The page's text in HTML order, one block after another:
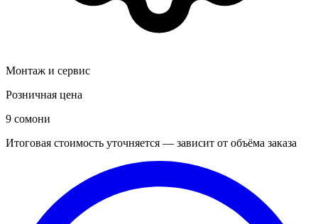
Монтаж и сервис
Розничная цена
9 сомони
Итоговая стоимость уточняется — зависит от объёма заказа